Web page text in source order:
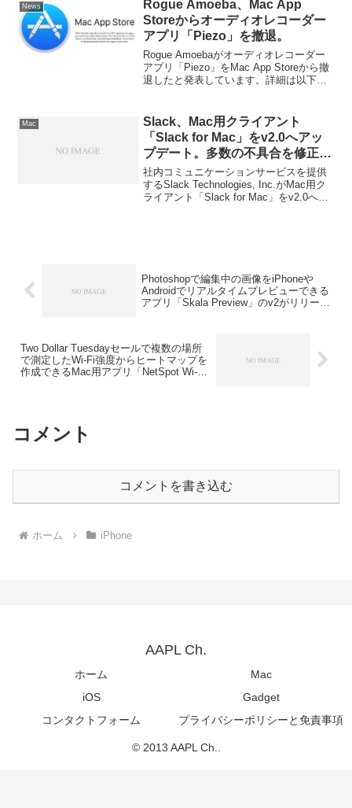
News
Rogue Amoeba、Mac App
Storeからオーディオレコーダー
アプリ「Piezo」を撤退。
Rogue Amoebaがオーディオレコーダー
アプリ「Piezo」をMac App Storeから撤
退したと発表しています。詳細は以下か
Mac
Slack、Mac用クライアント
「Slack for Mac」をv2.0へアッ
プデート。多数の不具合を修正
し、ダウンロードフォルダの変更
が可能に。
社内コミュニケーションサービスを提供
するSlack Technologies, Inc.がMac用ク
ライアント「Slack for Mac」をv2.0へア
Photoshopで編集中の画像をiPhoneや
Androidでリアルタイムプレビューできる
アプリ「Skala Preview」のv2がリリー
Two Dollar Tuesdayセールで複数の場所
で測定したWi-Fi強度からヒートマップを
作成できるMac用アプリ「NetSpot Wi-Fi
コメント
コメントを書き込む
ホーム iPhone
AAPL Ch.
ホーム
Mac
iOS
Gadget
コンタクトフォーム
プライバシーポリシーと免責事項
© 2013 AAPL Ch..